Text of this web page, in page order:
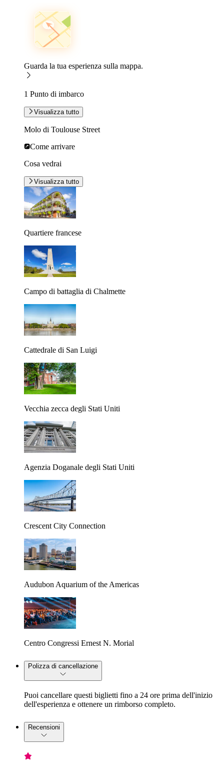
Guarda la tua esperienza sulla mappa.
1 Punto di imbarco
Visualizza tutto
Molo di Toulouse Street
Come arrivare
Cosa vedrai
Visualizza tutto
Quartiere francese
Campo di battaglia di Chalmette
Cattedrale di San Luigi
Vecchia zecca degli Stati Uniti
Agenzia Doganale degli Stati Uniti
Crescent City Connection
Audubon Aquarium of the Americas
Centro Congressi Ernest N. Morial
Polizza di cancellazione
Puoi cancellare questi biglietti fino a 24 ore prima dell'inizio
dell'esperienza e ottenere un rimborso completo.
Recensioni